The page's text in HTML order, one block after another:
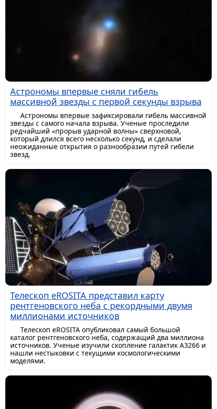
Астрономы впервые сняли гибель
массивной звезды с первой секунды взрыва
Астрономы впервые зафиксировали гибель массивной
звезды с самого начала взрыва. Ученые проследили
редчайший «прорыв ударной волны» сверхновой,
который длился всего несколько секунд, и сделали
неожиданные открытия о разнообразии путей гибели
звезд.
Телескоп eROSITA представил карту
рентгеновского неба с рекордными двумя
миллионами источников
Телескоп eROSITA опубликовал самый большой
каталог рентгеновского неба, содержащий два миллиона
источников. Ученые изучили скопление галактик A3266 и
нашли нестыковки с текущими космологическими
моделями.